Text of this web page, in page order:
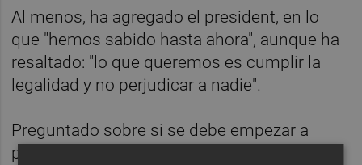
Al menos, ha agregado el president, en lo
que "hemos sabido hasta ahora", aunque ha
resaltado: "lo que queremos es cumplir la
legalidad y no perjudicar a nadie".
Preguntado sobre si se debe empezar a
pagar ahora, Puig ha dicho que "hay todavía